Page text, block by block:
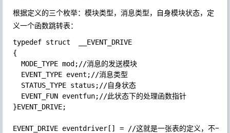
根据定义的三个枚举：模块类型，消息类型，自身模块状态，定
义一个函数跳转表：
typedef struct  __EVENT_DRIVE
{
  MODE_TYPE mod;//消息的发送模块
  EVENT_TYPE event;//消息类型
  STATUS_TYPE status;//自身状态
  EVENT_FUN eventfun;//此状态下的处理函数指针
}EVENT_DRIVE;
EVENT_DRIVE eventdriver[] = //这就是一张表的定义，不一定